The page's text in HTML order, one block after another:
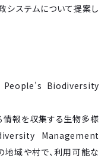
システムについて提案し
Biodiversity
報を収集する生物多様
Management
域や村で、利用可能な